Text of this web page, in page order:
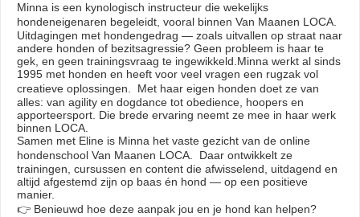
Minna is een kynologisch instructeur die wekelijks
hondeneigenaren begeleidt, vooral binnen Van Maanen LOCA.
Uitdagingen met hondengedrag — zoals uitvallen op straat naar
andere honden of bezitsagressie? Geen probleem is haar te
gek, en geen trainingsvraag te ingewikkeld.Minna werkt al sinds
1995 met honden en heeft voor veel vragen een rugzak vol
creatieve oplossingen. Met haar eigen honden doet ze van
alles: van agility en dogdance tot obedience, hoopers en
apporteersport. Die brede ervaring neemt ze mee in haar werk
binnen LOCA.
Samen met Eline is Minna het vaste gezicht van de online
hondenschool Van Maanen LOCA. Daar ontwikkelt ze
trainingen, cursussen en content die afwisselend, uitdagend en
altijd afgestemd zijn op baas én hond — op een positieve
manier.
👉 Benieuwd hoe deze aanpak jou en je hond kan helpen?